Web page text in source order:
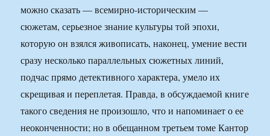
можно сказать — всемирно-историческим —
сюжетам, серьезное знание культуры той эпохи,
которую он взялся живописать, наконец, умение вести
сразу несколько параллельных сюжетных линий,
подчас прямо детективного характера, умело их
скрещивая и переплетая. Правда, в обсуждаемой книге
такого сведения не произошло, что и напоминает о ее
неоконченности; но в обещанном третьем томе Кантор